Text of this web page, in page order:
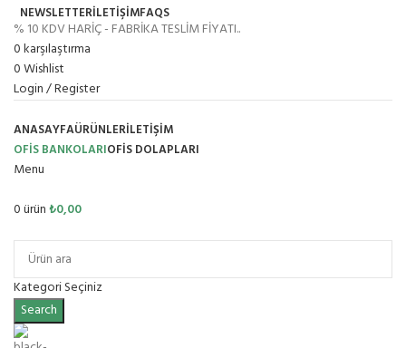
NEWSLETTERİLETİŞİMFAQS
% 10 KDV HARİÇ - FABRİKA TESLİM FİYATI..
0karşılaştırma
0Wishlist
Login / Register
ANASAYFAÜRÜNLERİLETIŞIM
OFİS BANKOLARIOFIS DOLAPLARI
Menu
0ürün₺0,00
Kategori Seçiniz
Search